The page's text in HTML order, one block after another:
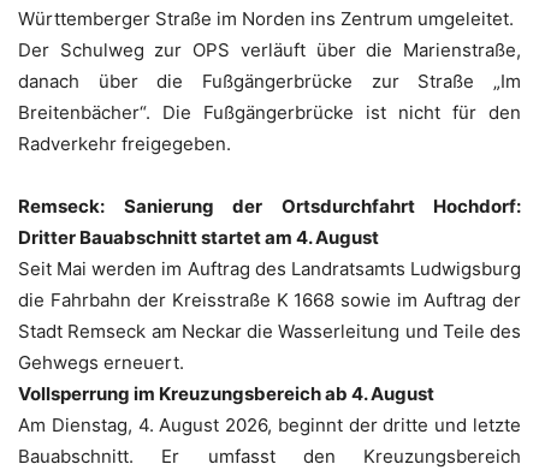
Württemberger Straße im Norden ins Zentrum umgeleitet.
Der Schulweg zur OPS verläuft über die Marienstraße,
danach über die Fußgängerbrücke zur Straße „Im
Breitenbächer“. Die Fußgängerbrücke ist nicht für den
Radverkehr freigegeben.
Remseck: Sanierung der Ortsdurchfahrt Hochdorf:
Dritter Bauabschnitt startet am 4. August
Seit Mai werden im Auftrag des Landratsamts Ludwigsburg
die Fahrbahn der Kreisstraße K 1668 sowie im Auftrag der
Stadt Remseck am Neckar die Wasserleitung und Teile des
Gehwegs erneuert.
Vollsperrung im Kreuzungsbereich ab 4. August
Am Dienstag, 4. August 2026, beginnt der dritte und letzte
Bauabschnitt. Er umfasst den Kreuzungsbereich